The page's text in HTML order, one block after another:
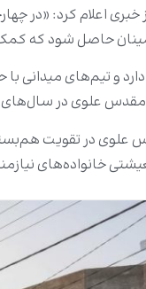
حاصل شود که
و تیم‌های میدانی
مقدس علوی در
علوی در تقویت
خانواده‌های